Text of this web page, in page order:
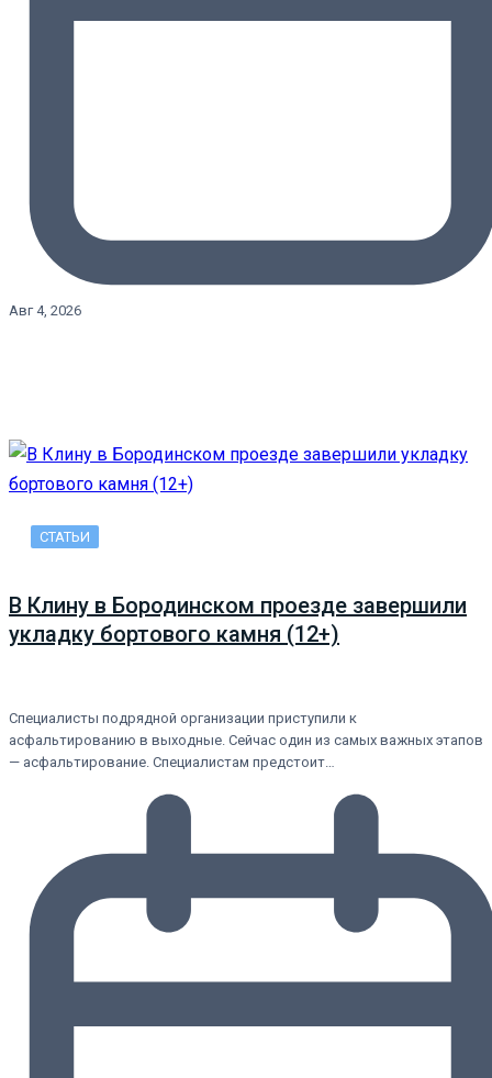
Авг 4, 2026
СТАТЬИ
В Клину в Бородинском проезде завершили
укладку бортового камня (12+)
Специалисты подрядной организации приступили к
асфальтированию в выходные. Сейчас один из самых важных этапов
— асфальтирование. Специалистам предстоит…